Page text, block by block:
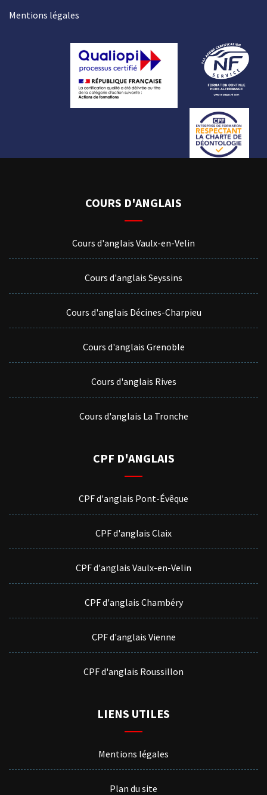
Mentions légales
COURS D'ANGLAIS
Cours d'anglais Vaulx-en-Velin
Cours d'anglais Seyssins
Cours d'anglais Décines-Charpieu
Cours d'anglais Grenoble
Cours d'anglais Rives
Cours d'anglais La Tronche
CPF D'ANGLAIS
CPF d'anglais Pont-Évêque
CPF d'anglais Claix
CPF d'anglais Vaulx-en-Velin
CPF d'anglais Chambéry
CPF d'anglais Vienne
CPF d'anglais Roussillon
LIENS UTILES
Mentions légales
Plan du site